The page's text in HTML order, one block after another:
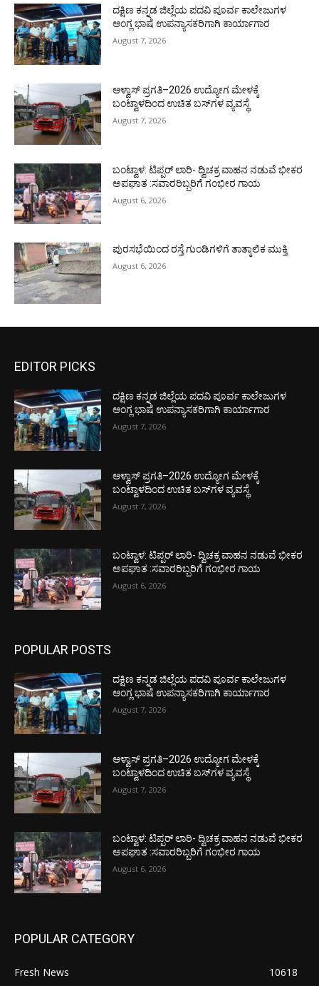
ದಕ್ಷಿಣ ಕನ್ನಡ ಜಿಲ್ಲೆಯ ಪದವಿ ಪೂರ್ವ ಕಾಲೇಜುಗಳ
ಆಂಗ್ಲ ಭಾಷೆ ಉಪನ್ಯಾಸಕರಿಗಾಗಿ ಕಾರ್ಯಾಗಾರ
August 7, 2026
ಆಳ್ವಾಸ್ ಪ್ರಗತಿ–2026 ಉದ್ಯೋಗ ಮೇಳಕ್ಕೆ
ಬಂಟ್ವಾಳದಿಂದ ಉಚಿತ ಬಸ್‌ಗಳ ವ್ಯವಸ್ಥೆ
August 7, 2026
ಬಂಟ್ವಾಳ: ಟಿಪ್ಪರ್ ಲಾರಿ- ದ್ವಿಚಕ್ರ ವಾಹನ ನಡುವೆ ಭೀಕರ
ಅಪಘಾತ :ಸವಾರರಿಬ್ಬರಿಗೆ ಗಂಭೀರ ಗಾಯ
August 6, 2026
ಪುರಸಭೆಯಿಂದ ರಸ್ತೆ ಗುಂಡಿಗಳಿಗೆ ತಾತ್ಕಾಲಿಕ ಮುಕ್ತಿ
August 6, 2026
EDITOR PICKS
ದಕ್ಷಿಣ ಕನ್ನಡ ಜಿಲ್ಲೆಯ ಪದವಿ ಪೂರ್ವ ಕಾಲೇಜುಗಳ
ಆಂಗ್ಲ ಭಾಷೆ ಉಪನ್ಯಾಸಕರಿಗಾಗಿ ಕಾರ್ಯಾಗಾರ
August 7, 2026
ಆಳ್ವಾಸ್ ಪ್ರಗತಿ–2026 ಉದ್ಯೋಗ ಮೇಳಕ್ಕೆ
ಬಂಟ್ವಾಳದಿಂದ ಉಚಿತ ಬಸ್‌ಗಳ ವ್ಯವಸ್ಥೆ
August 7, 2026
ಬಂಟ್ವಾಳ: ಟಿಪ್ಪರ್ ಲಾರಿ- ದ್ವಿಚಕ್ರ ವಾಹನ ನಡುವೆ ಭೀಕರ
ಅಪಘಾತ :ಸವಾರರಿಬ್ಬರಿಗೆ ಗಂಭೀರ ಗಾಯ
August 6, 2026
POPULAR POSTS
ದಕ್ಷಿಣ ಕನ್ನಡ ಜಿಲ್ಲೆಯ ಪದವಿ ಪೂರ್ವ ಕಾಲೇಜುಗಳ
ಆಂಗ್ಲ ಭಾಷೆ ಉಪನ್ಯಾಸಕರಿಗಾಗಿ ಕಾರ್ಯಾಗಾರ
August 7, 2026
ಆಳ್ವಾಸ್ ಪ್ರಗತಿ–2026 ಉದ್ಯೋಗ ಮೇಳಕ್ಕೆ
ಬಂಟ್ವಾಳದಿಂದ ಉಚಿತ ಬಸ್‌ಗಳ ವ್ಯವಸ್ಥೆ
August 7, 2026
ಬಂಟ್ವಾಳ: ಟಿಪ್ಪರ್ ಲಾರಿ- ದ್ವಿಚಕ್ರ ವಾಹನ ನಡುವೆ ಭೀಕರ
ಅಪಘಾತ :ಸವಾರರಿಬ್ಬರಿಗೆ ಗಂಭೀರ ಗಾಯ
August 6, 2026
POPULAR CATEGORY
Fresh News
10618